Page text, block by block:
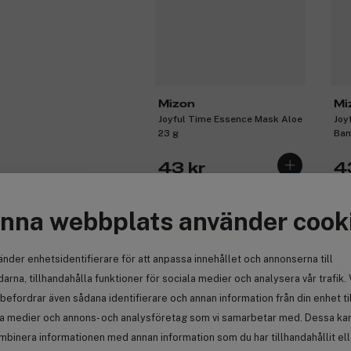
webbplats använder
enhetsidentifierare för att anpassa innehållet och annonserna till
tillhandahålla funktioner för sociala medier och analysera vår trafik.
även sådana identifierare och annan information från din enhet
medier och annons- och analysföretag som vi samarbetar med. Dessa
informationen med annan information som du har tillhandahållit
Mizon
Joyful Time Essence Mask Aloe
23 g
43 kr
Få 10% bonus Få